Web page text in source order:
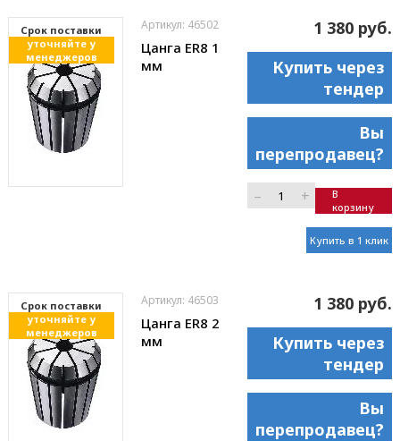
Cрок поставки
уточняйте у
менеджеров
Артикул: 46502
Цанга ER8 1
мм
1 380 руб.
Купить через
тендер
Вы
перепродавец?
– +
В
корзину
Купить в 1 клик
Cрок поставки
уточняйте у
менеджеров
Артикул: 46503
Цанга ER8 2
мм
1 380 руб.
Купить через
тендер
Вы
перепродавец?